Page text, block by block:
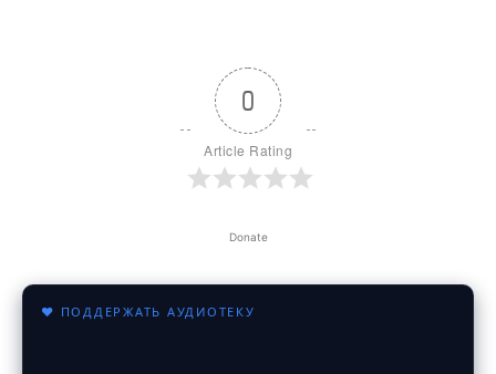
0
Article Rating
Donate
♥ ПОДДЕРЖАТЬ АУДИОТЕКУ